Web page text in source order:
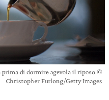
prima di dormire agevola il riposo ©
Christopher Furlong/Getty Images